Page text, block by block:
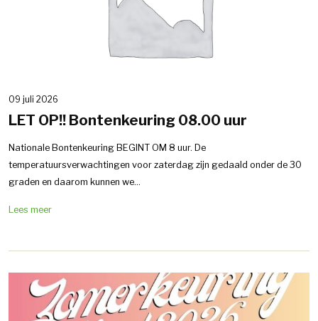
09 juli 2026
LET OP!! Bontenkeuring 08.00 uur
Nationale Bontenkeuring BEGINT OM 8 uur. De
temperatuursverwachtingen voor zaterdag zijn gedaald onder de 30
graden en daarom kunnen we...
Lees meer